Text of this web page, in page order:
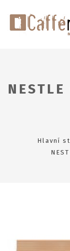
Hlavní